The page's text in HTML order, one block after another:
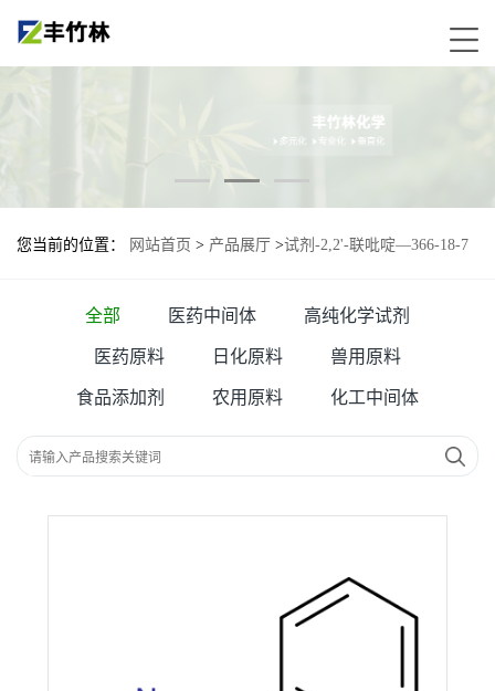
您当前的位置： 网站首页 > 产品展厅 >试剂-2,2'-联吡啶—366-18-7
全部 医药中间体 高纯化学试剂
医药原料 日化原料 兽用原料
食品添加剂 农用原料 化工中间体